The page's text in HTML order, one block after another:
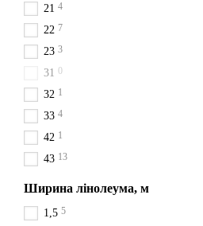
21 4
22 7
23 3
31 0
32 1
33 4
42 1
43 13
Ширина лінолеума, м
1,5 5